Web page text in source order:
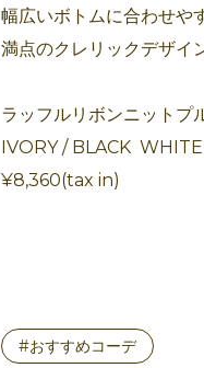
幅広いボトムに合わせや
満点のクレリックデザイ
ラッフルリボンニットプ
IVORY / BLACK WHITE
¥8,360(tax in)
#おすすめコーデ